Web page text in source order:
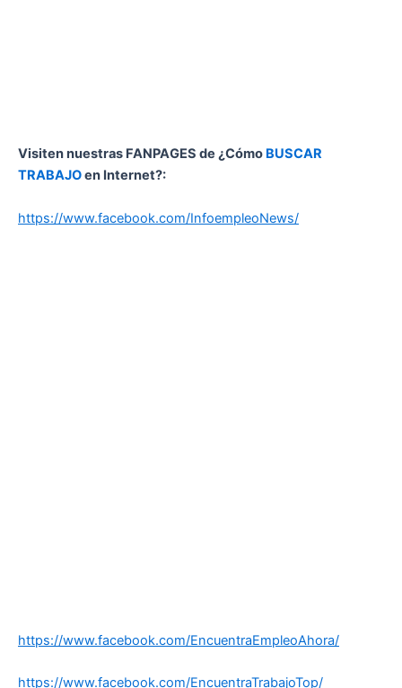
Visiten nuestras FANPAGES de ¿Cómo BUSCAR
TRABAJOen Internet?:
https://www.facebook.com/InfoempleoNews/
https://www.facebook.com/EncuentraEmpleoAhora/
https://www.facebook.com/EncuentraTrabajoTop/